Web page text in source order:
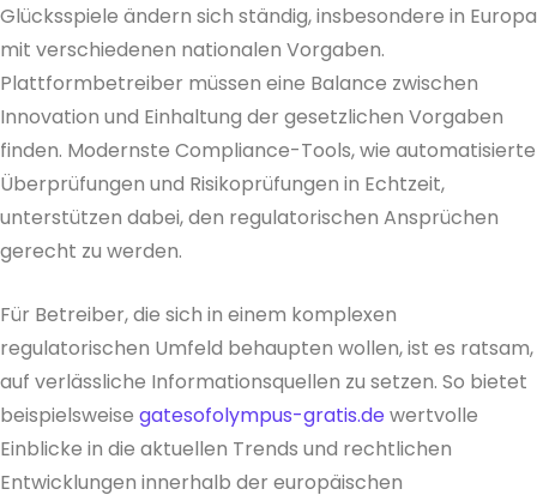
Glücksspiele ändern sich ständig, insbesondere in Europa
mit verschiedenen nationalen Vorgaben.
Plattformbetreiber müssen eine Balance zwischen
Innovation und Einhaltung der gesetzlichen Vorgaben
finden. Modernste Compliance-Tools, wie automatisierte
Überprüfungen und Risikoprüfungen in Echtzeit,
unterstützen dabei, den regulatorischen Ansprüchen
gerecht zu werden.
Für Betreiber, die sich in einem komplexen
regulatorischen Umfeld behaupten wollen, ist es ratsam,
auf verlässliche Informationsquellen zu setzen. So bietet
beispielsweise gatesofolympus-gratis.dewertvolle
Einblicke in die aktuellen Trends und rechtlichen
Entwicklungen innerhalb der europäischen